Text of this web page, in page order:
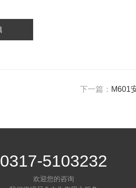
下一篇： M601
0317-5103232
欢迎您的咨询